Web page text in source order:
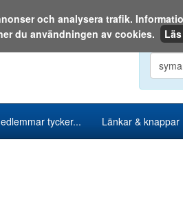
Sök i
tycker... Länkar & knappar
och analysera trafik.
du användningen av cookies.